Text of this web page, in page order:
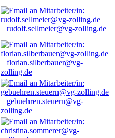
rudolf.sellmeier@vg-zolling.de
florian.silberbauer@vg-
zolling.de
gebuehren.steuern@vg-
zolling.de